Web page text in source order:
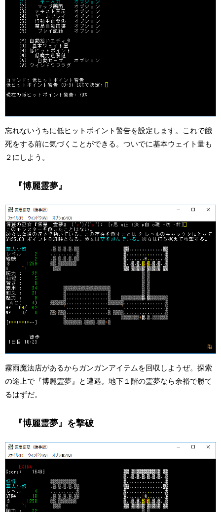
忘れないうちに低ヒットポイント警告を設定します。これで餓
死をする前に気づくことができる。ついでに基本ウェイト量も
２にしよう。
『博麗霊夢』
霧雨魔法店があるからガンガンアイテムを回収しようぜ。探索
の途上で『博麗霊夢』と遭遇。地下１階の霊夢なら余裕で勝て
るはずだ。
『博麗霊夢』を撃破